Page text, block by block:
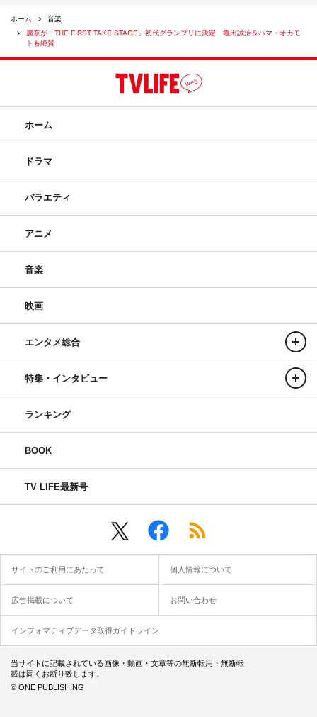
ホーム
音楽
麗奈が「THE FIRST TAKE STAGE」初代グランプリに決定 亀田誠治＆ハマ・オカモ
トも絶賛
ホーム
ドラマ
バラエティ
アニメ
音楽
映画
エンタメ総合
特集・インタビュー
ランキング
BOOK
TV LIFE最新号
サイトのご利用にあたって 個人情報について
広告掲載について お問い合わせ
インフォマティブデータ取得ガイドライン
当サイトに記載されている画像・動画・文章等の無断転用・無断転
載は固くお断り致します。
© ONE PUBLISHING